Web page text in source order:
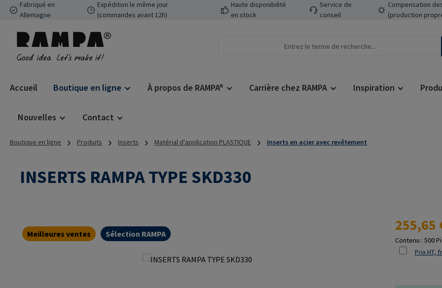
au contenu principal
Passer à la recherche
Passer à la navigation principale
Fabriqué en
Allemagne
Expédition le même jour
(commandes avant 12h)
Haute disponibilité
en stock
Service de
conseil
Compensation
(production
Accueil Boutique en ligne À propos de RAMPA® Carrière chez RAMPA Inspiration
Nouvelles Contact
Boutique en ligne Produits Inserts Matérial d'application PLASTIQUE Inserts en acier avec revêtement
INSERTS RAMPA TYPE SKD330
Meilleures ventes Sélection RAMPA
Prix régulier :
255,65
Contenu : 500
Prix HT,